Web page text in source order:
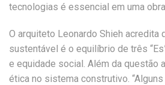
tecnologias é essencial em uma
O arquiteto Leonardo Shieh acredita
sustentável é o equilíbrio de três
e equidade social. Além da questão
ética no sistema construtivo.